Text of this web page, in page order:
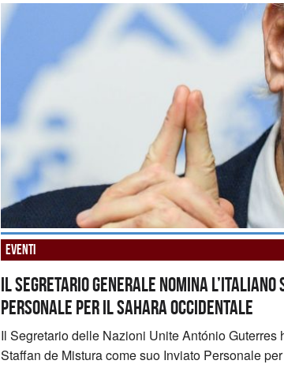
Eventi
Il Segretario generale nomina
Personale per il Sahara Occidentale
Il Segretario delle Nazioni Unite António
Staffan de Mistura come suo Inviato Personale